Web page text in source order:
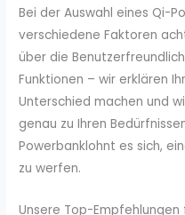
Bei der Auswahl eines Qi-
verschiedene Faktoren
über die
Funktionen – wir erklären
Unterschied machen und
genau zu Ihren
Powerbanklohnt es sich,
zu werfen.
Unsere Top-